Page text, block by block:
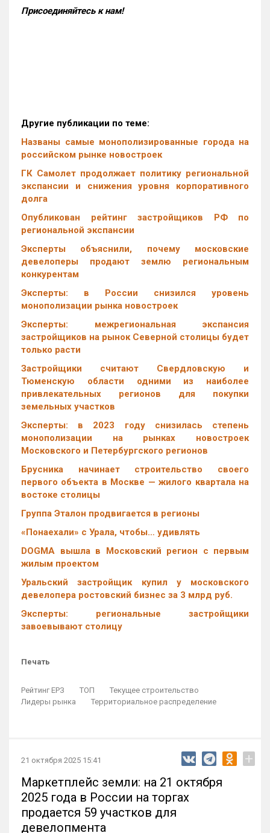
Присоединяйтесь к нам!
Другие публикации по теме:
Названы самые монополизированные города на
российском рынке новостроек
ГК Самолет продолжает политику региональной
экспансии и снижения уровня корпоративного
долга
Опубликован рейтинг застройщиков РФ по
региональной экспансии
Эксперты объяснили, почему московские
девелоперы продают землю региональным
конкурентам
Эксперты: в России снизился уровень
монополизации рынка новостроек
Эксперты: межрегиональная экспансия
застройщиков на рынок Северной столицы будет
только расти
Застройщики считают Свердловскую и
Тюменскую области одними из наиболее
привлекательных регионов для покупки
земельных участков
Эксперты: в 2023 году снизилась степень
монополизации на рынках новостроек
Московского и Петербургского регионов
Брусника начинает строительство своего
первого объекта в Москве — жилого квартала на
востоке столицы
Группа Эталон продвигается в регионы
«Понаехали» с Урала, чтобы… удивлять
DOGMA вышла в Московский регион с первым
жилым проектом
Уральский застройщик купил у московского
девелопера ростовский бизнес за 3 млрд руб.
Эксперты: региональные застройщики
завоевывают столицу
Печать
Рейтинг ЕРЗ ТОП
Текущее строительство
Лидеры рынка
Территориальное распределение
21 октября 2025 15:41 +
Маркетплейс земли: на 21 октября
2025 года в России на торгах
продается 59 участков для
девелопмента